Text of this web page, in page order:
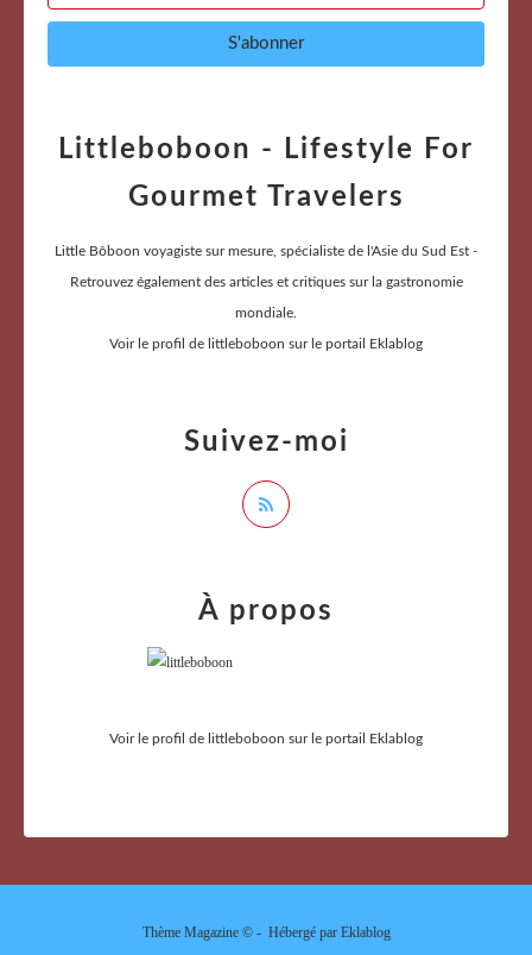
Littleboboon - Lifestyle For
Gourmet Travelers
Little Bôboon voyagiste sur mesure, spécialiste de l'Asie du Sud Est -
Retrouvez également des articles et critiques sur la gastronomie
mondiale.
Voir le profil de littleboboon sur le portail Eklablog
Suivez-moi
À propos
Voir le profil de littleboboon sur le portail Eklablog
Thème Magazine © - Hébergé par Eklablog